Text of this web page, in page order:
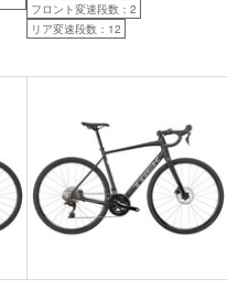
フロント変速段数：2
リア変速段数：12